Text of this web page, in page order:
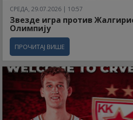
СРЕДА, 29.07.2026 | 10:57
Звезде игра против
Олимпију
ПРОЧИТАЈ ВИШЕ